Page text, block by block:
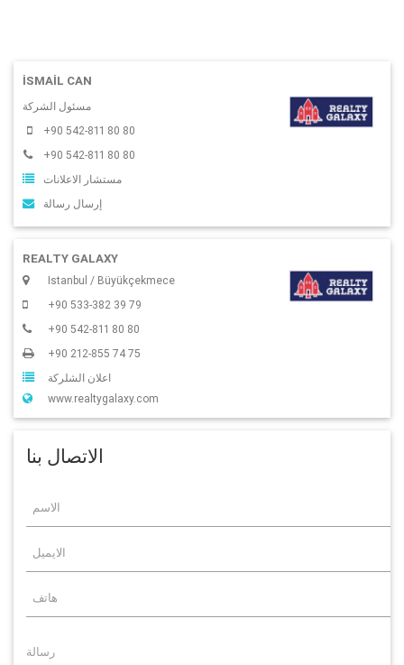
İSMAIL CAN
مسئول الشركة
+90 542-811 80 80
+90 542-811 80 80
مستشار الاعلانات
إرسال رسالة
REALTY GALAXY
Istanbul / Büyükçekmece
+90 533-382 39 79
+90 542-811 80 80
+90 212-855 74 75
اعلان الشلركة
www.realtygalaxy.com
الاتصال بنا